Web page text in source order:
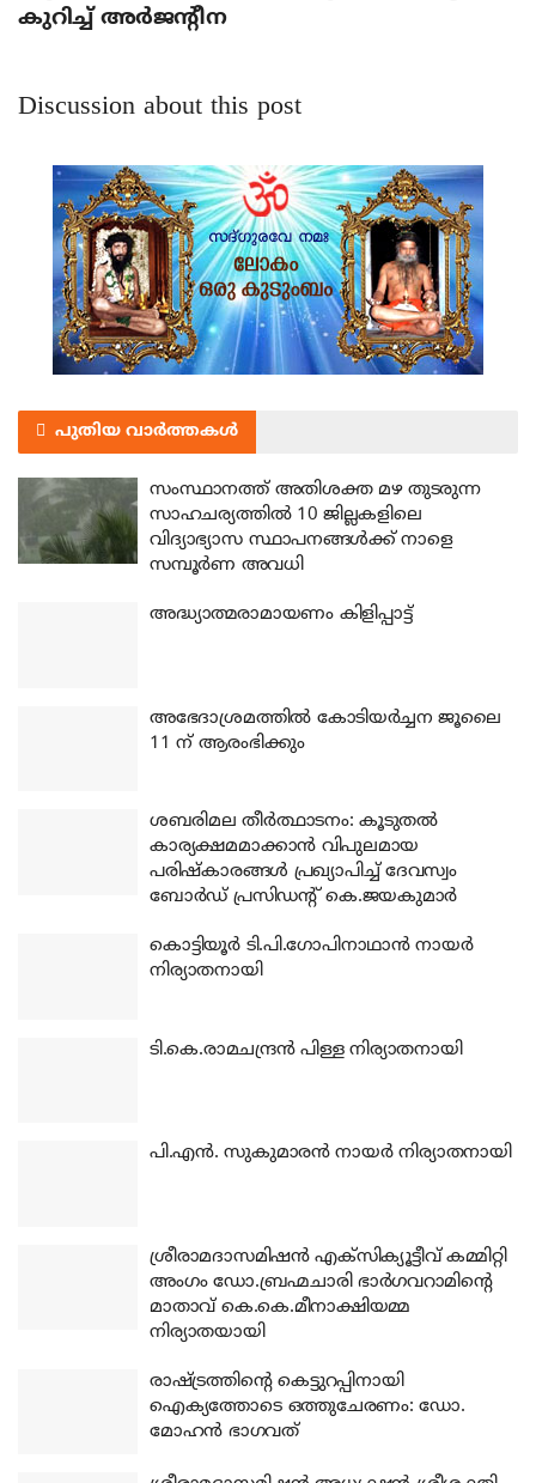
കുറിച്ച് അര്‍ജന്റീന
Discussion about this post
പുതിയ വാർത്തകൾ
സംസ്ഥാനത്ത് അതിശക്ത മഴ തുടരുന്ന
സാഹചര്യത്തിൽ 10 ജില്ലകളിലെ
വിദ്യാഭ്യാസ സ്ഥാപനങ്ങൾക്ക് നാളെ
സമ്പൂർണ അവധി
അദ്ധ്യാത്മരാമായണം കിളിപ്പാട്ട്
അഭേദാശ്രമത്തില്‍ കോടിയര്‍ച്ചന ജൂലൈ
11 ന് ആരംഭിക്കും
ശബരിമല തീര്‍ത്ഥാടനം: കൂടുതല്‍
കാര്യക്ഷമമാക്കാന്‍ വിപുലമായ
പരിഷ്‌കാരങ്ങള്‍ പ്രഖ്യാപിച്ച് ദേവസ്വം
ബോര്‍ഡ് പ്രസിഡന്റ് കെ.ജയകുമാര്‍
കൊട്ടിയൂര്‍ ടി.പി.ഗോപിനാഥാന്‍ നായര്‍
നിര്യാതനായി
ടി.കെ.രാമചന്ദ്രന്‍ പിള്ള നിര്യാതനായി
പി.എന്‍. സുകുമാരന്‍ നായര്‍ നിര്യാതനായി
ശ്രീരാമദാസമിഷന്‍ എക്‌സിക്യൂട്ടീവ് കമ്മിറ്റി
അംഗം ഡോ.ബ്രഹ്മചാരി ഭാര്‍ഗവറാമിന്റെ
മാതാവ് കെ.കെ.മീനാക്ഷിയമ്മ
നിര്യാതയായി
രാഷ്ട്രത്തിന്റെ കെട്ടുറപ്പിനായി
ഐക്യത്തോടെ ഒത്തുചേരണം: ഡോ.
മോഹന്‍ ഭാഗവത്